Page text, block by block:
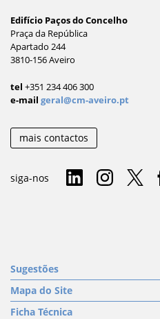
Edifício Paços do Concelho
Praça da República
Apartado 244
3810-156 Aveiro
tel +351 234 406 300
e-mail geral@cm-aveiro.pt
mais contactos
siga-nos
Sugestões
Mapa do Site
Ficha Técnica